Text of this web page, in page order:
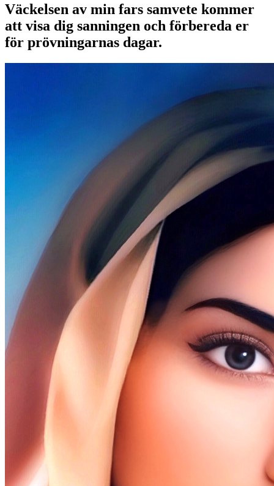
Väckelsen av min fars samvete kommer
att visa dig sanningen och förbereda er
för prövningarnas dagar.